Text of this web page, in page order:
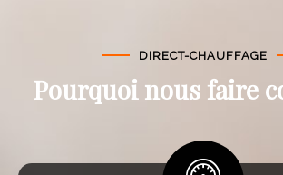
DIRECT-CHAUFFAGE
Pourquoi nous faire